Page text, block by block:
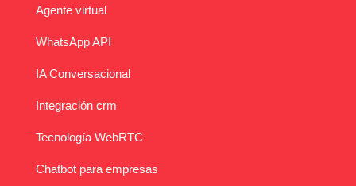
Agente virtual
WhatsApp API
IA Conversacional
Integración crm
Tecnología WebRTC
Chatbot para empresas